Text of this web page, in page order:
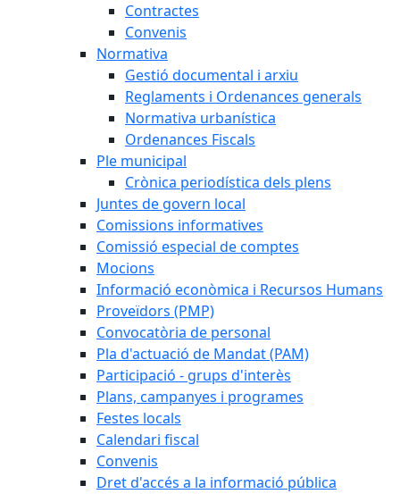
Contractes
Convenis
Normativa
Gestió documental i arxiu
Reglaments i Ordenances generals
Normativa urbanística
Ordenances Fiscals
Ple municipal
Crònica periodística dels plens
Juntes de govern local
Comissions informatives
Comissió especial de comptes
Mocions
Informació econòmica i Recursos Humans
Proveïdors (PMP)
Convocatòria de personal
Pla d'actuació de Mandat (PAM)
Participació - grups d'interès
Plans, campanyes i programes
Festes locals
Calendari fiscal
Convenis
Dret d'accés a la informació pública